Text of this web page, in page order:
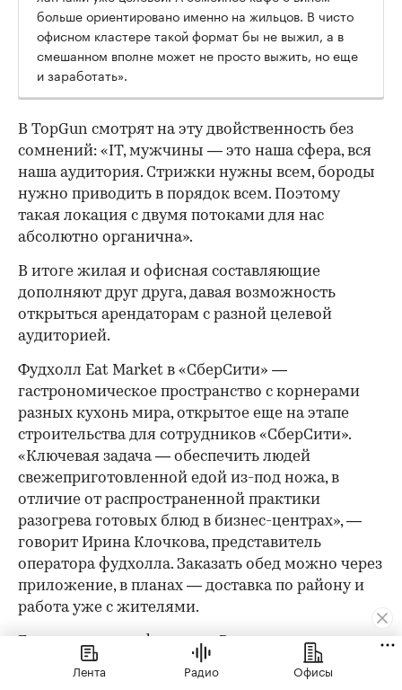
больше ориентировано именно на жильцов. В чисто
офисном кластере такой формат бы не выжил, а в
смешанном вполне может не просто выжить, но еще
и заработать».
В TopGun смотрят на эту двойственность без
сомнений: «IT, мужчины — это наша сфера, вся
наша аудитория. Стрижки нужны всем, бороды
нужно приводить в порядок всем. Поэтому
такая локация с двумя потоками для нас
абсолютно органична».
В итоге жилая и офисная составляющие
дополняют друг друга, давая возможность
открыться арендаторам с разной целевой
аудиторией.
Фудхолл Eat Market в «СберСити» —
гастрономическое пространство с корнерами
разных кухонь мира, открытое еще на этапе
строительства для сотрудников «СберСити».
«Ключевая задача — обеспечить людей
свежеприготовленной едой из-под ножа, в
отличие от распространенной практики
разогрева готовых блюд в бизнес-центрах», —
говорит Ирина Клочкова, представитель
оператора фудхолла. Заказать обед можно через
приложение, в планах — доставка по району и
работа уже с жителями.
Есть и сезонные форматы. Рядом с катком на
территории «СберСити» работает фудтрак —
Лента Радио Офисы